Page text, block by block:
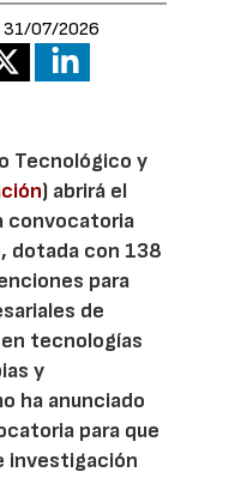
31/07/2026
Tecnológico y
) abrirá el
convocatoria
dotada con 138
para
de
tecnologías
y
ha anunciado
para que
investigación